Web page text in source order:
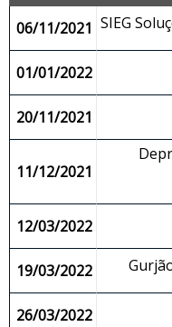
06/11/2021 SIEG
01/01/2022
20/11/2021
11/12/2021
12/03/2022
19/03/2022
26/03/2022